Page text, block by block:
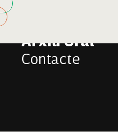
Arxiu Oral
Contacte